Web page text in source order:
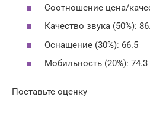
Соотношение цена/
Качество звука (50%):
Оснащение (30%): 66.5
Мобильность (20%): 74.3
Поставьте оценку